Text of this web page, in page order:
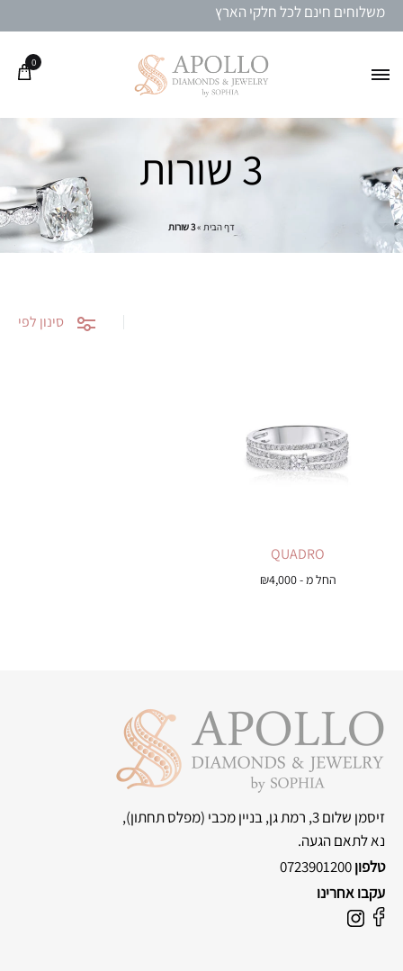
משלוחים חינם לכל חלקי הארץ
0
3 שורות
דף הבית »3 שורות
סינון לפי
QUADRO
החל מ - ₪4,000
זיסמן שלום 3, רמת גן, בניין מכבי
(מפלס תחתון),
נא לתאם הגעה.
טלפון0723901200
עקבו אחרינו
F
I